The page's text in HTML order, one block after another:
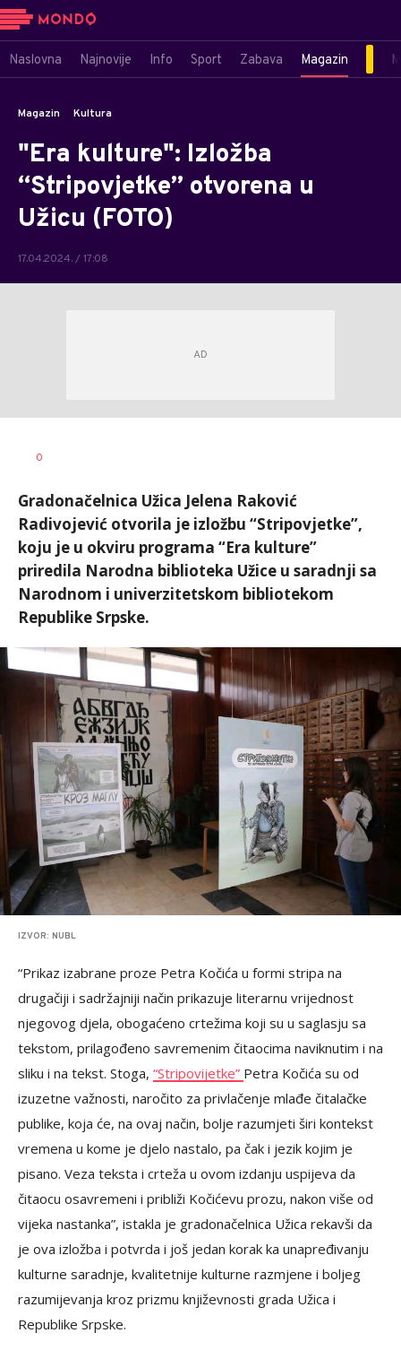
Naslovna Najnovije Info Sport Zabava Magazin
Magazin Kultura
"Era kulture": Izložba
“Stripovjetke” otvorena u
Užicu (FOTO)
17.04.2024. / 17:08
AUTOR
0
Gradonačelnica Užica Jelena Raković
Radivojević otvorila je izložbu “Stripovjetke”,
koju je u okviru programa “Era kulture”
priredila Narodna biblioteka Užice u saradnji sa
Narodnom i univerzitetskom bibliotekom
Republike Srpske.
IZVOR: NUBL
“Prikaz izabrane proze Petra Kočića u formi stripa na
drugačiji i sadržajniji način prikazuje literarnu vrijednost
njegovog djela, obogaćeno crtežima koji su u saglasju sa
tekstom, prilagođeno savremenim čitaocima naviknutim i na
sliku i na tekst. Stoga, “Stripovijetke” Petra Kočića su od
izuzetne važnosti, naročito za privlačenje mlađe čitalačke
publike, koja će, na ovaj način, bolje razumjeti širi kontekst
vremena u kome je djelo nastalo, pa čak i jezik kojim je
pisano. Veza teksta i crteža u ovom izdanju uspijeva da
čitaocu osavremeni i približi Kočićevu prozu, nakon više od
vijeka nastanka”, istakla je gradonačelnica Užica rekavši da
je ova izložba i potvrda i još jedan korak ka unapređivanju
kulturne saradnje, kvalitetnije kulturne razmjene i boljeg
razumijevanja kroz prizmu književnosti grada Užica i
Republike Srpske.